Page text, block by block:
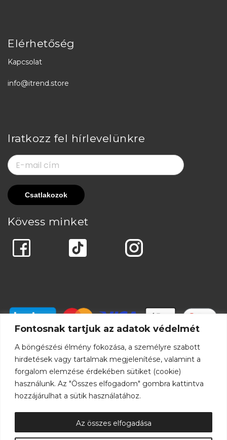
Fontosnak tartjuk az adatok védelmét
A böngészési élmény fokozása, a személyre szabott
hirdetések vagy tartalmak megjelenítése, valamint a
forgalom elemzése érdekében sütiket (cookie)
használunk. Az "Összes elfogadom" gombra kattintva
hozzájárulhat a sütik használatához.
Az összes elfogadása
Elérhetőség
Kapcsolat
info@itrend.store
Iratkozz fel hírlevelünkre
Kövess minket